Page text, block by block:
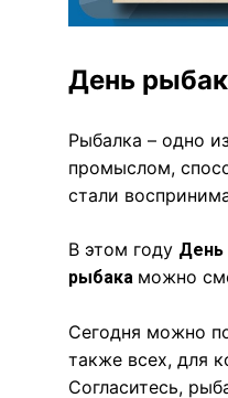
День
Рыбалка – одно
промыслом,
стали
В этом году День
рыбака можно
Сегодня можно
также всех, для
Согласитесь,